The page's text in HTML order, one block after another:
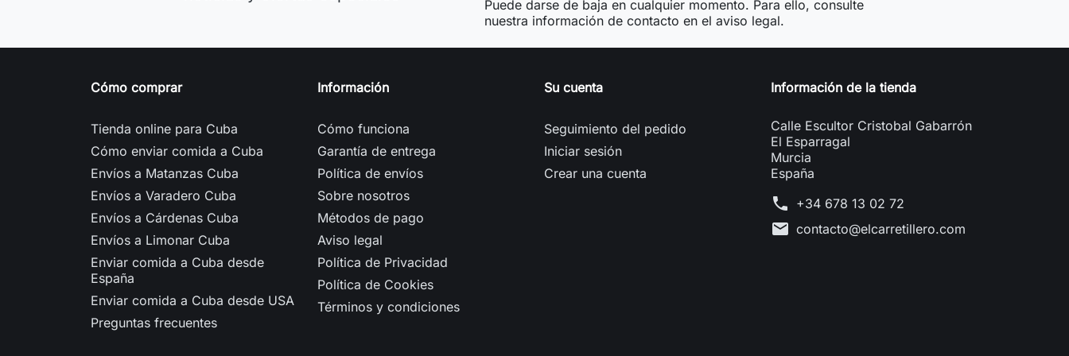
Puede darse de baja en cualquier momento. Para ello, consulte
nuestra información de contacto en el aviso legal.
Cómo comprar
Tienda online para Cuba
Cómo enviar comida a Cuba
Envíos a Matanzas Cuba
Envíos a Varadero Cuba
Envíos a Cárdenas Cuba
Envíos a Limonar Cuba
Enviar comida a Cuba desde
España
Enviar comida a Cuba desde USA
Preguntas frecuentes
Información
Cómo funciona
Garantía de entrega
Política de envíos
Sobre nosotros
Métodos de pago
Aviso legal
Política de Privacidad
Política de Cookies
Términos y condiciones
Su cuenta
Seguimiento del pedido
Iniciar sesión
Crear una cuenta
Información de la tienda
Calle Escultor Cristobal Gabarrón
El Esparragal
Murcia
España
phone +34 678 13 02 72
mail contacto@elcarretillero.com